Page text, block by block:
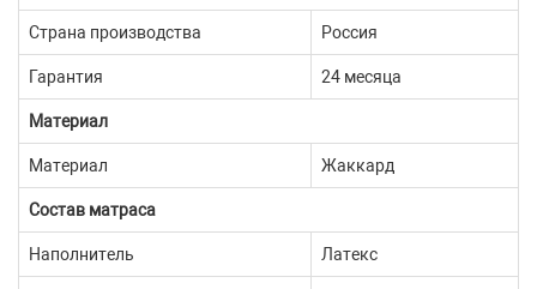
Страна производства Россия
Гарантия 24 месяца
Материал
Материал Жаккард
Состав матраса
Наполнитель Латекс